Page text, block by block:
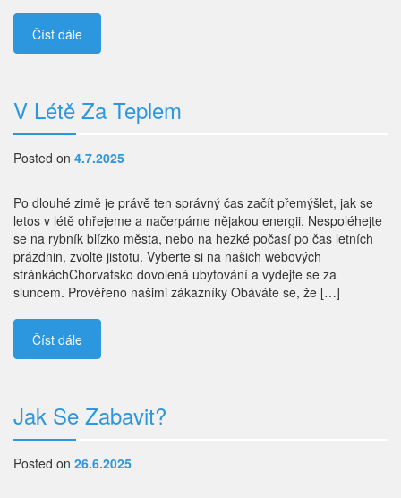
Číst dále
V Létě Za Teplem
Posted on 4.7.2025
Po dlouhé zimě je právě ten správný čas začít přemýšlet, jak se
letos v létě ohřejeme a načerpáme nějakou energii. Nespoléhejte
se na rybník blízko města, nebo na hezké počasí po čas letních
prázdnin, zvolte jistotu. Vyberte si na našich webových
stránkáchChorvatsko dovolená ubytování a vydejte se za
sluncem. Prověřeno našimi zákazníky Obáváte se, že […]
Číst dále
Jak Se Zabavit?
Posted on 26.6.2025